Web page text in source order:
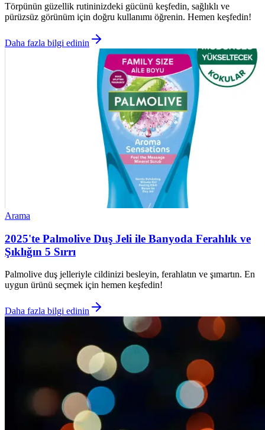
Törpünün güzellik rutininizdeki gücünü keşfedin, sağlıklı ve
pürüzsüz görünüm için doğru kullanımı öğrenin. Hemen keşfedin!
Daha fazla bilgi edinin
Arama
2025'te Palmolive Duş Jeli ile Banyoda Ferahlık ve
Şıklığın 5 Sırrı
Palmolive duş jelleriyle cildinizi besleyin, ferahlatın ve şımartın. En
uygun ürünü seçmek için hemen keşfedin!
Daha fazla bilgi edinin